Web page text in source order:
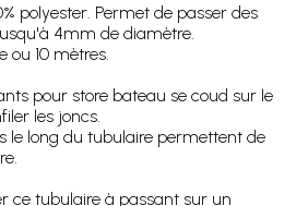
polyester. Permet de passer des
4mm de diamètre.
ou 10 mètres.
pour store bateau se coud sur le
les joncs.
le long du tubulaire permettent de
ce tubulaire à passant sur un